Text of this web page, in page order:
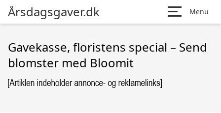
Årsdagsgaver.dk Menu
Gavekasse, floristens special – Send
blomster med Bloomit